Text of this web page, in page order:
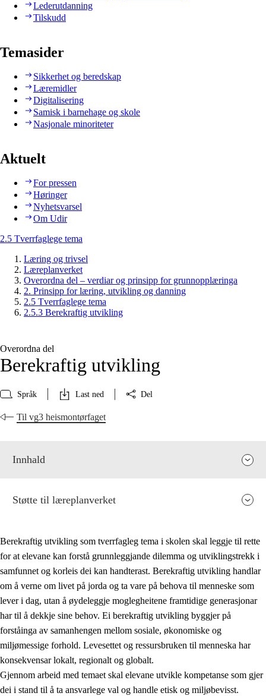
Lederutdanning
Tilskudd
Temasider
Sikkerhet og beredskap
Læremidler
Digitalisering
Samisk i barnehage og skole
Nasjonale minoriteter
Aktuelt
For pressen
Høringer
Nyhetsvarsel
Om Udir
2.5 Tverrfaglege tema
Læring og trivsel
Læreplanverket
Overordna del – verdiar og prinsipp for grunnopplæringa
2. Prinsipp for læring, utvikling og danning
2.5 Tverrfaglege tema
2.5.3 Berekraftig utvikling
Overordna del
Berekraftig utvikling
Språk Last ned Del
Til vg3 heismontørfaget
Innhald
2. Prinsipp for læring, utvikling og danning
2.1 Sosial læring og utvikling
Støtte til læreplanverket
Berekraftig utvikling som tverrfagleg tema i skolen skal leggje til rette
for at elevane kan forstå grunnleggjande dilemma og utviklingstrekk i
samfunnet og korleis dei kan handterast. Berekraftig utvikling handlar
om å verne om livet på jorda og ta vare på behova til menneske som
lever i dag, utan å øydeleggje moglegheitene framtidige generasjonar
har til å dekkje sine behov. Ei berekraftig utvikling byggjer på
forståinga av samanhengen mellom sosiale, økonomiske og
miljømessige forhold. Levesettet og ressursbruken til menneska har
konsekvensar lokalt, regionalt og globalt.
Gjennom arbeid med temaet skal elevane utvikle kompetanse som gjer
dei i stand til å ta ansvarlege val og handle etisk og miljøbevisst.